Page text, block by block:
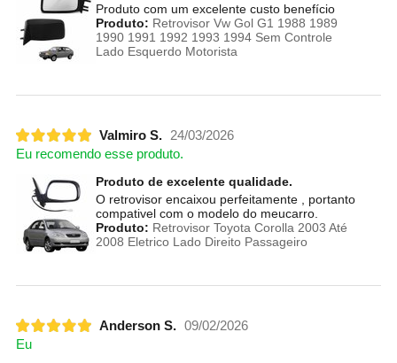
Produto com um excelente custo benefício
Produto: Retrovisor Vw Gol G1 1988 1989
1990 1991 1992 1993 1994 Sem Controle
Lado Esquerdo Motorista
Valmiro S.
24/03/2026
Eu recomendo esse produto.
Produto de excelente qualidade.
O retrovisor encaixou perfeitamente , portanto
compativel com o modelo do meucarro.
Produto: Retrovisor Toyota Corolla 2003 Até
2008 Eletrico Lado Direito Passageiro
Anderson S. 09/02/2026
Eu